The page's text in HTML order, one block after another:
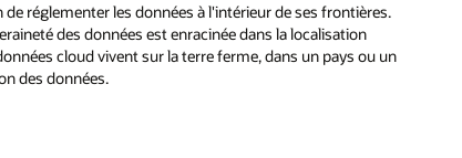
réglementer les données à l'intérieur de ses frontières.
des données est enracinée dans la localisation
cloud vivent sur la terre ferme, dans un pays ou un
des données.